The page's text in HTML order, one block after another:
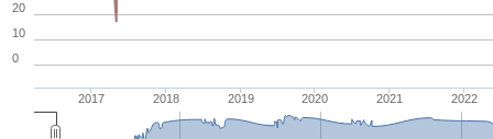
2017 2018 2019 2020 2021 2022
0
10
20